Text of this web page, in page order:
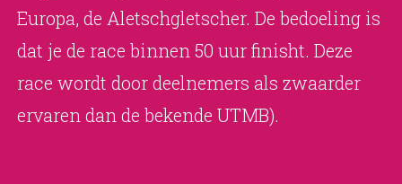
Europa, de Aletschgletscher. De bedoeling is
dat je de race binnen 50 uur finisht. Deze
race wordt door deelnemers als zwaarder
ervaren dan de bekende UTMB).